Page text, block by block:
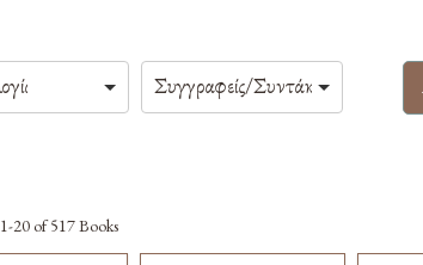
1-20 of 517Books